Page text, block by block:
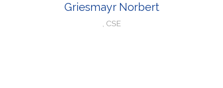
Griesmayr Norbert
, CSE